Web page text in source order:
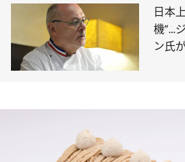
日本
機”…
ン氏